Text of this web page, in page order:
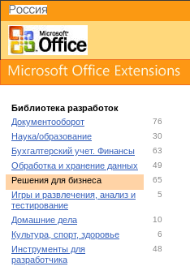
Библиотека разработок
Документооборот
76
Наука/образование 30
Бухгалтерский учет. Финансы 63
Обработка и хранение данных 49
Решения для бизнеса 65
Игры и развлечения, анализ и
тестирование
5
Домашние дела 10
Культура, спорт, здоровье 6
Инструменты для
разработчика
48